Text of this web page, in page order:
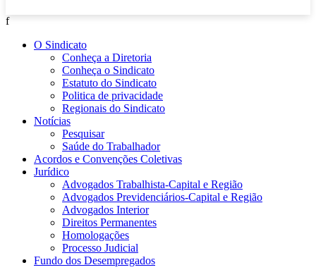
f
O Sindicato
Conheça a Diretoria
Conheça o Sindicato
Estatuto do Sindicato
Politica de privacidade
Regionais do Sindicato
Notícias
Pesquisar
Saúde do Trabalhador
Acordos e Convenções Coletivas
Jurídico
Advogados Trabalhista-Capital e Região
Advogados Previdenciários-Capital e Região
Advogados Interior
Direitos Permanentes
Homologações
Processo Judicial
Fundo dos Desempregados